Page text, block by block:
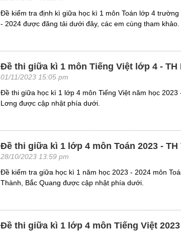
Đề kiểm tra định kì giữa học kì 1 môn Toán lớp 4
- 2024 được đăng tải dưới đây, các em cùng tham khảo.
Đề thi giữa kì 1 môn Tiếng Việt lớp 4 - TH
01/11/2023 15:05 pm
Đề thi giữa học kì 1 lớp 4 môn Tiếng Việt năm học
Lơng được cập nhật phía dưới.
Đề thi giữa kì 1 lớp 4 môn Toán 2023 - TH
28/10/2023 13:59 pm
Đề kiểm tra giữa học kì 1 năm học 2023 - 2024 môn
Thành, Bắc Quang được cập nhật phía dưới.
Đề thi giữa kì 1 lớp 4 môn Tiếng Việt